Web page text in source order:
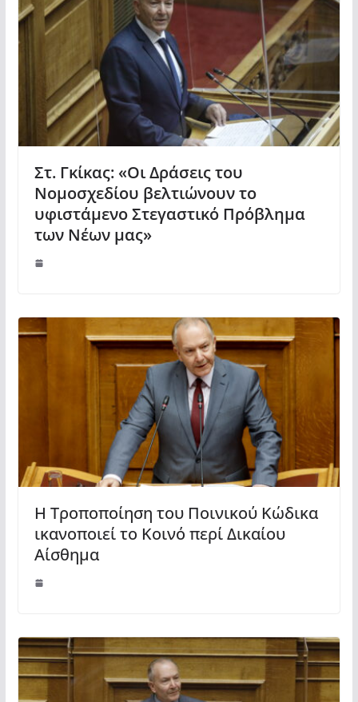
Στ. Γκίκας: «Οι Δράσεις του
Νομοσχεδίου βελτιώνουν το
υφιστάμενο Στεγαστικό Πρόβλημα
των Νέων μας»
Η Τροποποίηση του Ποινικού Κώδικα
ικανοποιεί το Κοινό περί Δικαίου
Αίσθημα